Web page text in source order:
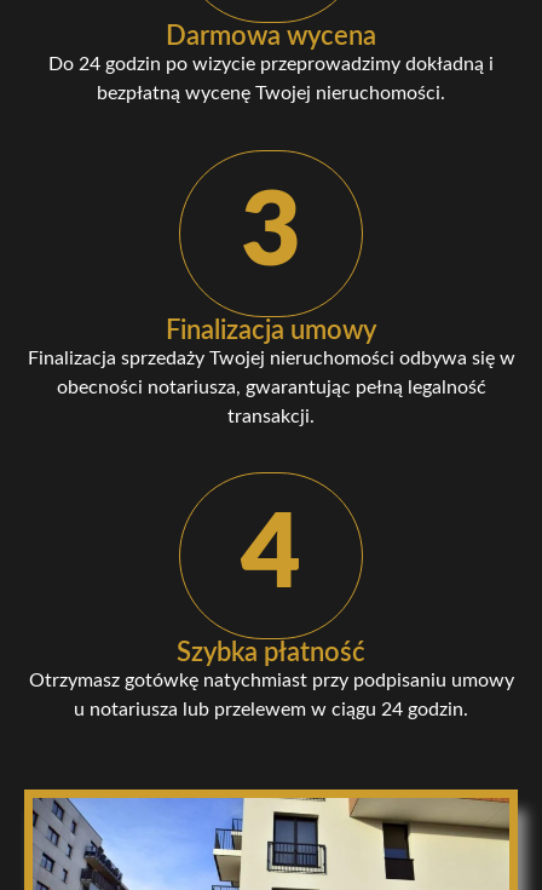
Darmowa wycena
Do 24 godzin po wizycie przeprowadzimy dokładną i
bezpłatną wycenę Twojej nieruchomości.
3
Finalizacja umowy
Finalizacja sprzedaży Twojej nieruchomości odbywa się w
obecności notariusza, gwarantując pełną legalność
transakcji.
4
Szybka płatność
Otrzymasz gotówkę natychmiast przy podpisaniu umowy
u notariusza lub przelewem w ciągu 24 godzin.